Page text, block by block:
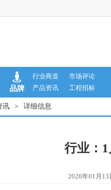
品牌
行业商道
市场评论
产品资讯
工程招标
讯 > 详细信息
行业：
2026年01月